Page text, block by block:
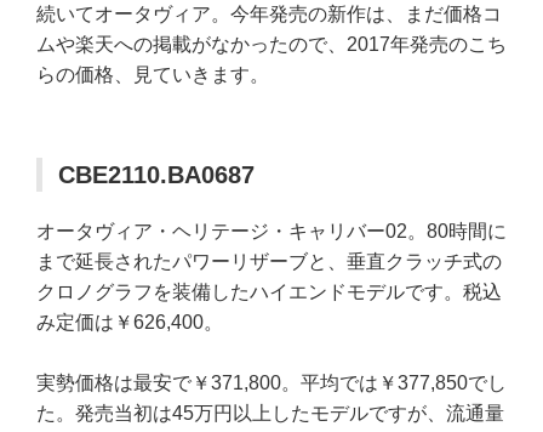
続いてオータヴィア。今年発売の新作は、まだ価格コ
ムや楽天への掲載がなかったので、2017年発売のこち
らの価格、見ていきます。
CBE2110.BA0687
オータヴィア・ヘリテージ・キャリバー02。80時間に
まで延長されたパワーリザーブと、垂直クラッチ式の
クロノグラフを装備したハイエンドモデルです。税込
み定価は￥626,400。
実勢価格は最安で￥371,800。平均では￥377,850でし
た。発売当初は45万円以上したモデルですが、流通量